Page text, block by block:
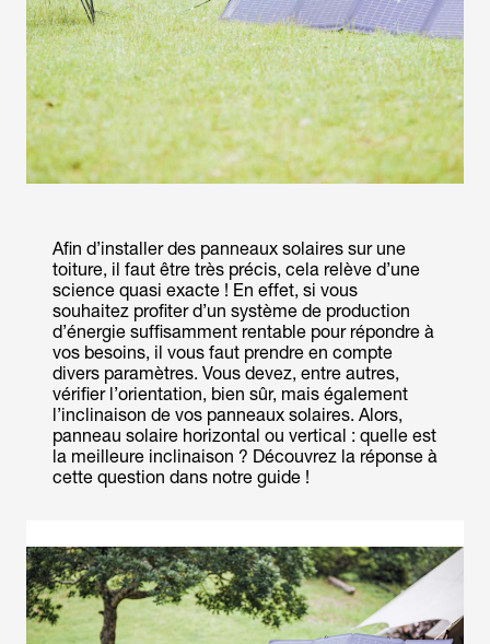
Afin d’installer des panneaux solaires sur une
toiture, il faut être très précis, cela relève d’une
science quasi exacte ! En effet, si vous
souhaitez profiter d’un système de production
d’énergie suffisamment rentable pour répondre à
vos besoins, il vous faut prendre en compte
divers paramètres. Vous devez, entre autres,
vérifier l’orientation, bien sûr, mais également
l’inclinaison de vos panneaux solaires. Alors,
panneau solaire horizontal ou vertical : quelle est
la meilleure inclinaison ? Découvrez la réponse à
cette question dans notre guide !